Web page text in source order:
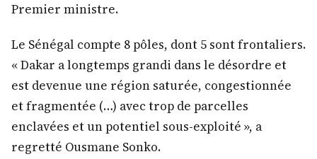
Premier ministre.
Le Sénégal compte 8 pôles, dont 5 sont frontaliers.
« Dakar a longtemps grandi dans le désordre et
est devenue une région saturée, congestionnée
et fragmentée (…) avec trop de parcelles
enclavées et un potentiel sous-exploité », a
regretté Ousmane Sonko.